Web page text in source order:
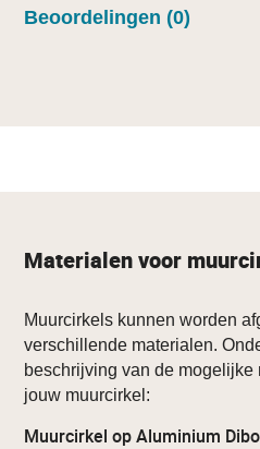
Beoordelingen (0)
Materialen voor
Muurcirkels kunnen worden
verschillende materialen.
beschrijving van de mogelijke
jouw muurcirkel:
Muurcirkel op Aluminium